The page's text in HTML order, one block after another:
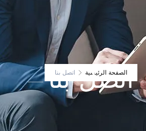
الصفحة الرئيسية اتصل بنا
اتصل بنا